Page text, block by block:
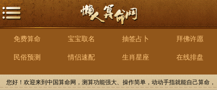
免费算命 宝宝取名 抽签占卜 拜佛许愿
民俗预测 情侣速配 生肖星座 在线排盘
您好！欢迎来到中国算命网，测算功能强大、操作简单，动动手指就能自己算命，